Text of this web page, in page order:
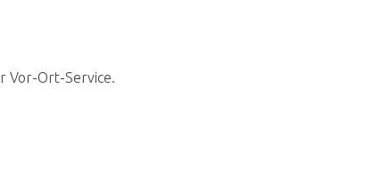
Vor-Ort-Service.